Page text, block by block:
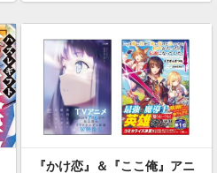
『かけ恋』＆『ここ俺』アニ